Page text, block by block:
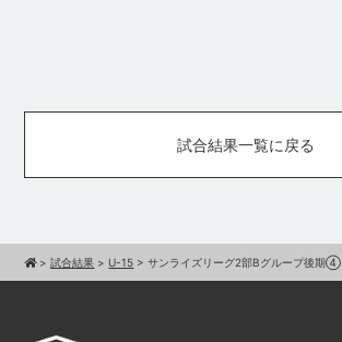
試合結果一覧に戻る
>試合結果 > U-15 >サンライズリーグ2部Bグループ後期④